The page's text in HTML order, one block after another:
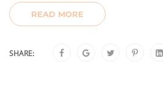
READ MORE
SHARE: